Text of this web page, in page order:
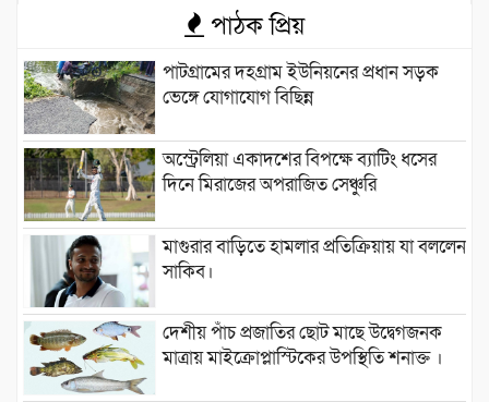
পাঠক প্রিয়
পাটগ্রামের দহগ্রাম ইউনিয়নের প্রধান সড়ক
ভেঙ্গে যোগাযোগ বিছিন্ন
অস্ট্রেলিয়া একাদশের বিপক্ষে ব্যাটিং ধসের
দিনে মিরাজের অপরাজিত সেঞ্চুরি
মাগুরার বাড়িতে হামলার প্রতিক্রিয়ায় যা বললেন
সাকিব।
দেশীয় পাঁচ প্রজাতির ছোট মাছে উদ্বেগজনক
মাত্রায় মাইক্রোপ্লাস্টিকের উপস্থিতি শনাক্ত ।